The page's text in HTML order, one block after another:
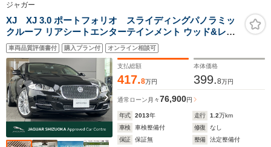
ジャガー
XJ XJ 3.0 ポートフォリオ スライディングパノラミッ
クルーフ リアシートエンターテインメント ウッド&レザ
ーステアリングホイール MERIDIANサラウンド シートメ
モリ パワーシート クルーズコントロール シートヒーター
&ベンチレーション
車両品質評価書付 購入プラン付 オンライン相談可
支払総額
417.8万円
本体価格
399.8万円
通常ローン 月々76,900円
年式 2013年 走行 1.2万km
車検
車検整備付 修復
なし
保証
保証無 整備
法定整備付